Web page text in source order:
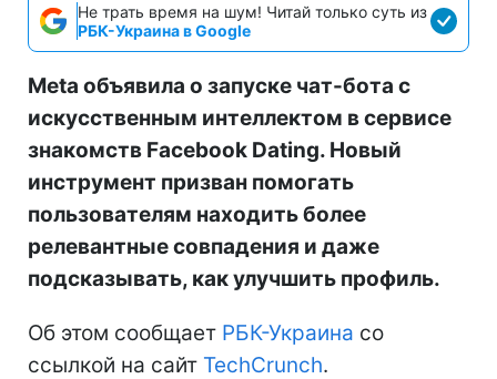
Не трать время на шум! Читай только суть из
РБК-Украина в Google
Meta объявила о запуске чат-бота с
искусственным интеллектом в сервисе
знакомств Facebook Dating. Новый
инструмент призван помогать
пользователям находить более
релевантные совпадения и даже
подсказывать, как улучшить профиль.
Об этом сообщает РБК-Украина со
ссылкой на сайт TechCrunch.